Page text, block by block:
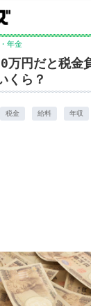
年金
万円だと税金
くら？
税金 給料 年収